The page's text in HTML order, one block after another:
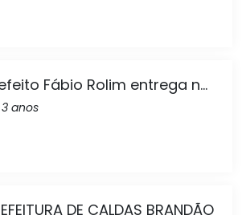
Fábio Rolim entrega n...
anos
DE CALDAS BRANDÃO